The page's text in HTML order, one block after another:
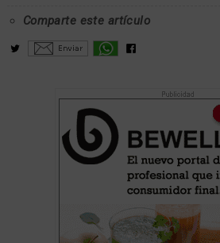
Comparte este artículo